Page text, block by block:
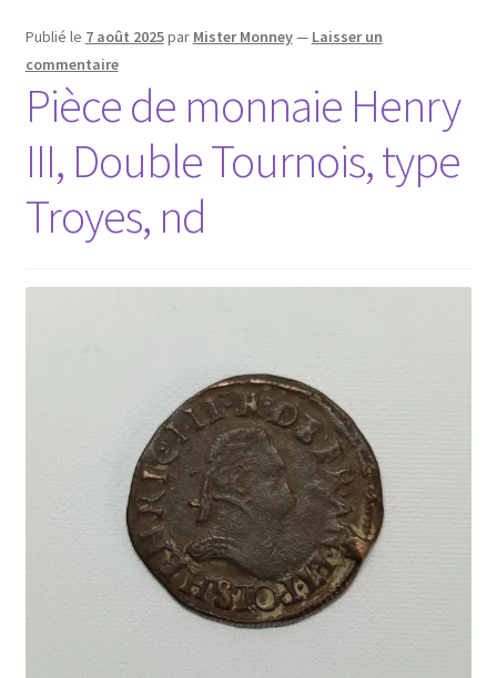
Publié le 7 août 2025par Mister Monney— Laisser un
commentaire
Pièce de monnaie Henry
III, Double Tournois, type
Troyes, nd